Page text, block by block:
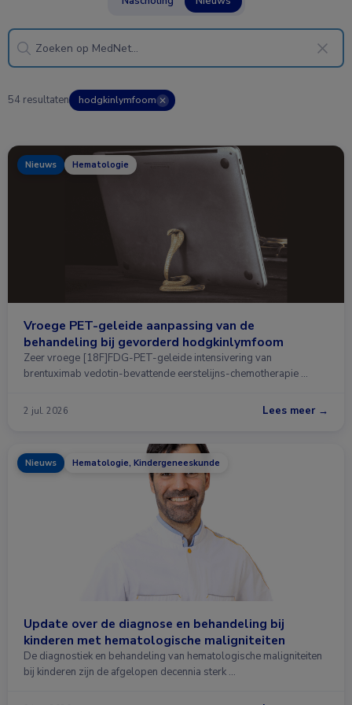
54 resultaten hodgkinlymfoom ✕
Nieuws Hematologie
Vroege PET-geleide aanpassing van de
behandeling bij gevorderd hodgkinlymfoom
Zeer vroege [18F]FDG-PET-geleide intensivering van
brentuximab vedotin-bevattende eerstelijns-chemotherapie …
2 jul. 2026 Lees meer →
Nieuws Hematologie, Kindergeneeskunde
Update over de diagnose en behandeling bij
kinderen met hematologische maligniteiten
De diagnostiek en behandeling van hematologische maligniteiten
bij kinderen zijn de afgelopen decennia sterk …